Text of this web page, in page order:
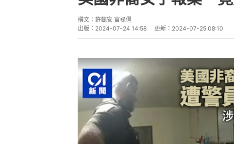
撰文： 許懿安 官祿倡
出版： 2024-07-24 14:58 更新： 2024-07-25 08:10